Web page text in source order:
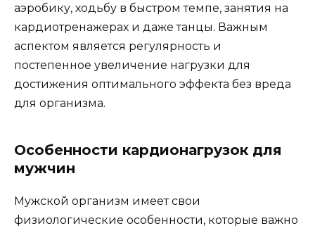
аэробику, ходьбу в быстром темпе, занятия на
кардиотренажерах и даже танцы. Важным
аспектом является регулярность и
постепенное увеличение нагрузки для
достижения оптимального эффекта без вреда
для организма.
Особенности кардионагрузок для
мужчин
Мужской организм имеет свои
физиологические особенности, которые важно